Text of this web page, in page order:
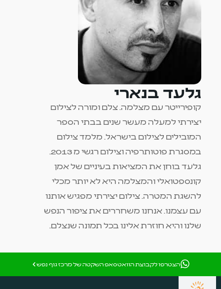
גלעד בנארי
קופירייטר עם מצלמה. צלם ומורה לצילום
יצירתי למעלה מעשר שנים בבתי הספר
המובילים לצילום בישראל. מלמד צילום
במסגרת פוטותרפיה וצילום רגשי מ 2013.
גלעד בוחן את המציאות בעיניים של אמן
קונספטואלי והמצלמה היא לא יותר מכלי
להשגת המטרה. צילום יצירתי מפגיש אותנו
עם עצמנו. אנחנו משחררים את ציפור הנפש
שלנו והיא חוזרת אלינו בכל תמונה שנצלם.
הצטרפו לקבוצת הוואטסאפ השקטה של מרכז גוף נפש